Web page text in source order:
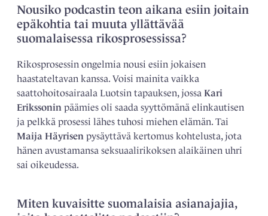
Nousiko podcastin teon aikana esiin joitain
epäkohtia tai muuta yllättävää
suomalaisessa rikosprosessissa?
Rikosprosessin ongelmia nousi esiin jokaisen
haastateltavan kanssa. Voisi mainita vaikka
saattohoitosairaala Luotsin tapauksen, jossa Kari
Erikssonin päämies oli saada syyttömänä elinkautisen
ja pelkkä prosessi lähes tuhosi miehen elämän. Tai
Maija Häyrisen pysäyttävä kertomus kohtelusta, jota
hänen avustamansa seksuaalirikoksen alaikäinen uhri
sai oikeudessa.
Miten kuvaisitte suomalaisia asianajajia,